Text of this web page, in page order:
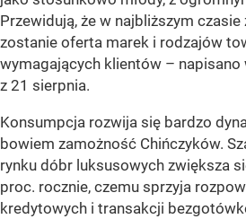
Przewidują, że w najbliższym
zostanie oferta marek i rodzajów
wymagających klientów – napisano
z 21 sierpnia.
Konsumpcja rozwija się bardzo
bowiem zamożność Chińczyków.
rynku dóbr luksusowych zwiększa
proc. rocznie, czemu sprzyja
kredytowych i transakcji